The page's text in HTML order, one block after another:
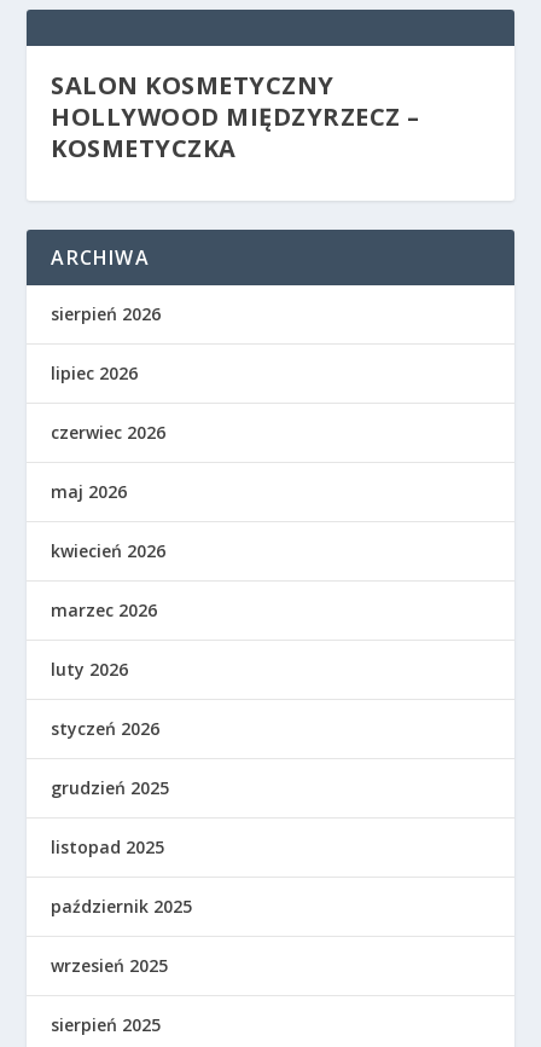
SALON KOSMETYCZNY
HOLLYWOOD MIĘDZYRZECZ –
KOSMETYCZKA
ARCHIWA
sierpień 2026
lipiec 2026
czerwiec 2026
maj 2026
kwiecień 2026
marzec 2026
luty 2026
styczeń 2026
grudzień 2025
listopad 2025
październik 2025
wrzesień 2025
sierpień 2025